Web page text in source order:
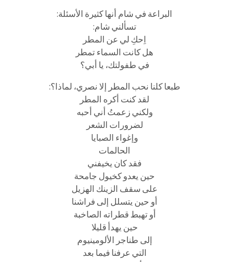
البراعة في شام أنها كثيرة الأسئلة:
تسألني شام:
اِحكِ لي عن المطر
هل كانت السماء تمطر
في طفولتك، يا أبي؟
طبعا كلنا نحب المطر إلا نصري، لماذا؟:
لقد كنت أكره المطر
ولكني زعمتُ أني أحبه
لضرورات الشعر
وإغواء الصبايا
الحالمات
فقد كان يخيفني
حين يعدو كخيول جامحة
على سقف الزينك الهزيل
أو حين يتسلل إلى فراشنا
أو تهبط قطراته الصاخبة
حين يهدأ قليلا
إلى طناجر الألومينيوم
التي عرفنا فيما بعد